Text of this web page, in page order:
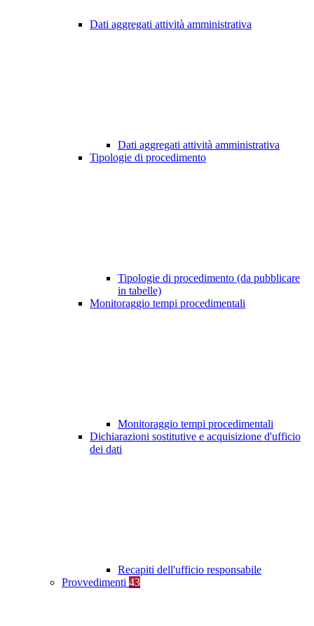
Dati aggregati attività amministrativa
Dati aggregati attività amministrativa
Tipologie di procedimento
Tipologie di procedimento (da pubblicare
in tabelle)
Monitoraggio tempi procedimentali
Monitoraggio tempi procedimentali
Dichiarazioni sostitutive e acquisizione d'ufficio
dei dati
Recapiti dell'ufficio responsabile
Provvedimenti 43